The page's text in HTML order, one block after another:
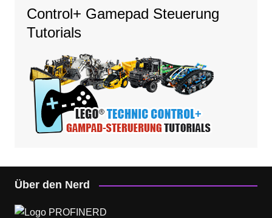
Control+ Gamepad Steuerung
Tutorials
Über den Nerd